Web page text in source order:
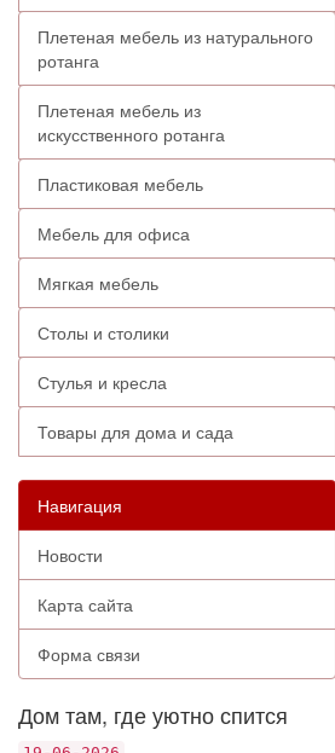
Плетеная мебель из натурального
ротанга
Плетеная мебель из
искусственного ротанга
Пластиковая мебель
Мебель для офиса
Мягкая мебель
Столы и столики
Стулья и кресла
Товары для дома и сада
Навигация
Новости
Карта сайта
Форма связи
Дом там, где уютно спится